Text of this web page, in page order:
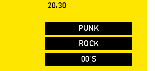
20:30
PUNK
ROCK
00'S